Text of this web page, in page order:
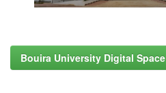
Bouira University Digital Space